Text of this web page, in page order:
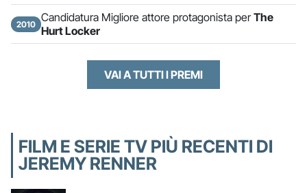
2010 Candidatura Migliore attore protagonista perThe
Hurt Locker
VAI A TUTTI I PREMI
FILM E SERIE TV PIÙ RECENTI DI
JEREMY RENNER